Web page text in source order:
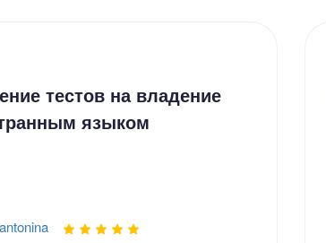
тестов на владение
языком